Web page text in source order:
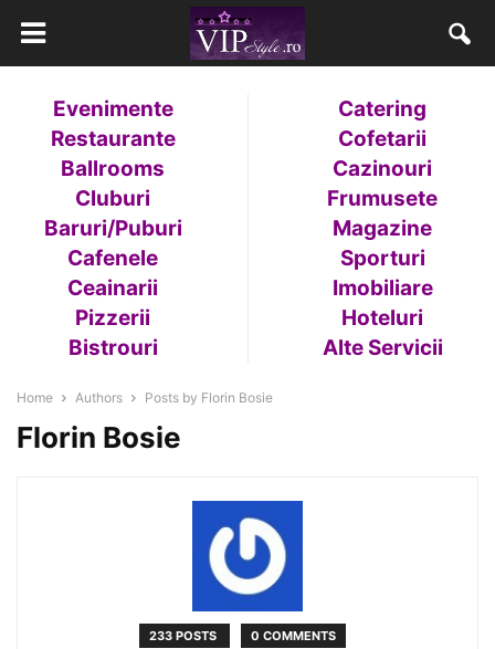
Evenimente
Restaurante
Ballrooms
Cluburi
Baruri/Puburi
Cafenele
Ceainarii
Pizzerii
Bistrouri
Catering
Cofetarii
Cazinouri
Frumusete
Magazine
Sporturi
Imobiliare
Hoteluri
Alte Servicii
Home Authors Posts by Florin Bosie
Florin Bosie
233 POSTS 0 COMMENTS